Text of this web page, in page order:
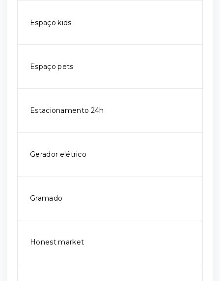
Espaço kids
Espaço pets
Estacionamento 24h
Gerador elétrico
Gramado
Honest market